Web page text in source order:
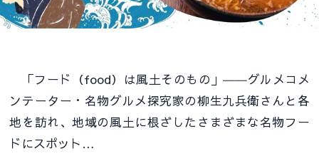
「フード（food）は風土そのもの」――グルメコメ
ンテーター・名物グルメ探究家の柳生九兵衛さんと各
地を訪れ、地域の風土に根ざしたさまざまな名物フー
ドにスポット…